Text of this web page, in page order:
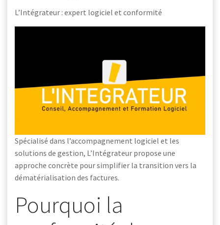
L’Intégrateur : expert logiciel et conformité
Spécialisé dans l’accompagnement logiciel et les
solutions de gestion, L’Intégrateur propose une
approche concrète pour simplifier la transition vers la
dématérialisation des factures.
Pourquoi la